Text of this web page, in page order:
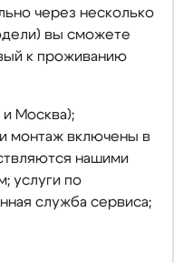
через несколько
вы сможете
к проживанию
Москва);
монтаж включены в
нашими
услуги по
служба сервиса;